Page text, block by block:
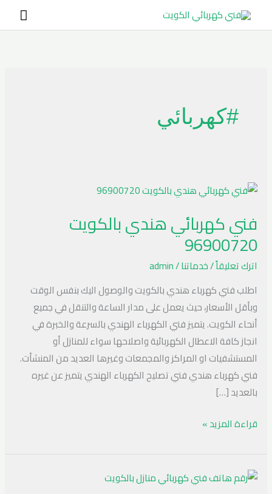
تخطي
#كهربائي
فني كهربائي هندي بالكويت
96900720
اترك تعليقاً/خدماتنا/
admin
اطلب فني كهرباء هندي بالكويت والوصول اليك بنفس الوقت
وبأقل الأسعار، حيث يعمل على مدار الساعة والتنقل في جميع
أنحاء الكويت. يتميز فني الكهرباء الهندي بالسرعة والخبرة في
انجاز كافة الاعطال الكهربائية واصلاحها سواء للمنازل أو
المستشفيات او المراكز والمجمعات وغيرها العديد من المنشأت.
فني كهرباء هندي فني تصليح الكهرباء الهندي يتميز عن غيره
بالعديد […]
فني
هندي
بالكويت
96900720
قراءة المزيد »
رقم